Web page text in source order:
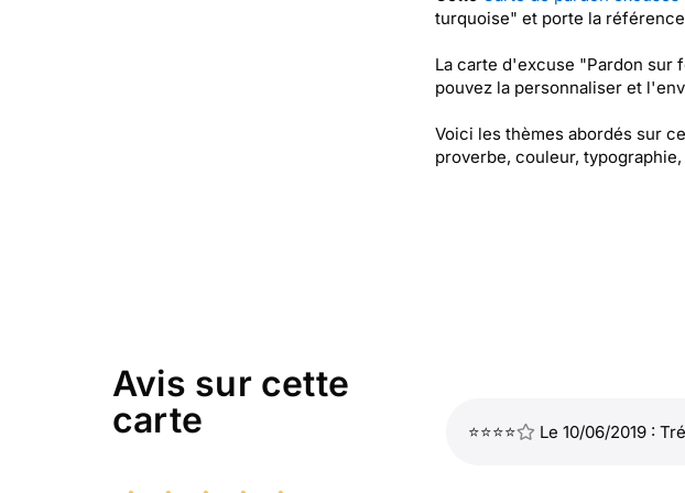
turquoise" et porte la
La carte d'excuse "Pardon sur
pouvez la personnaliser et
Voici les thèmes abordés sur
proverbe, couleur,
Avis sur cette
carte
⭐⭐⭐⭐ Le 10/06/2019 :